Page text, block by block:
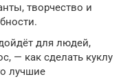
творчество и
для людей,
— как сделать куклу
лучшие